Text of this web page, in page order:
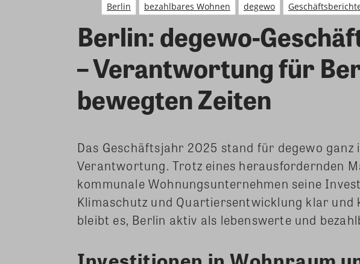
Berlin bezahlbares Wohnen degewo
Berlin: degewo-
– Verantwortung für
bewegten Zeiten
Das Geschäftsjahr 2025 stand für degewo ganz
Verantwortung. Trotz eines herausfordernden
kommunale Wohnungsunternehmen seine
Klimaschutz und Quartiersentwicklung klar
bleibt es, Berlin aktiv als lebenswerte und